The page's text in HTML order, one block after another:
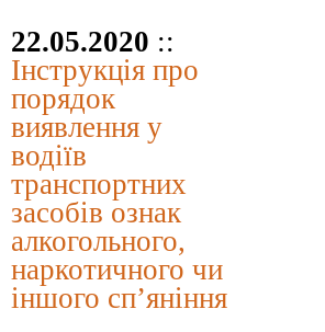
22.05.2020 ::
Інструкція про
порядок
виявлення у
водіїв
транспортних
засобів ознак
алкогольного,
наркотичного чи
іншого сп’яніння